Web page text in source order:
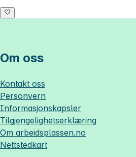
Om oss
Kontakt oss
Personvern
Informasjonskapsler
Tilgjengelighetserklæring
Om arbeidsplassen.no
Nettstedkart